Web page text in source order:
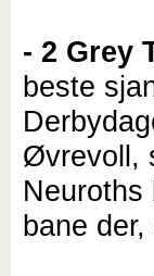
- 2 Grey
beste
Øvrevoll,
Neuroths
bane